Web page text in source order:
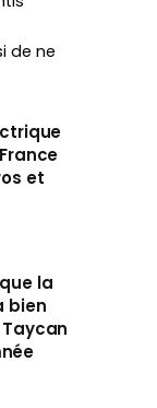
de ne
et
la
bien